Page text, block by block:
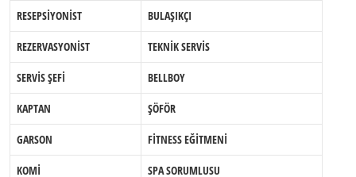
RESEPSİYONİST BULAŞIKÇI
REZERVASYONİST TEKNİK SERVİS
SERVİS ŞEFİ BELLBOY
KAPTAN ŞÖFÖR
GARSON FİTNESS EĞİTMENİ
KOMİ SPA SORUMLUSU